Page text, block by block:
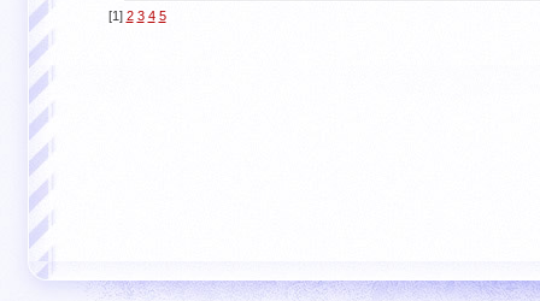
[1] 2 3 4 5